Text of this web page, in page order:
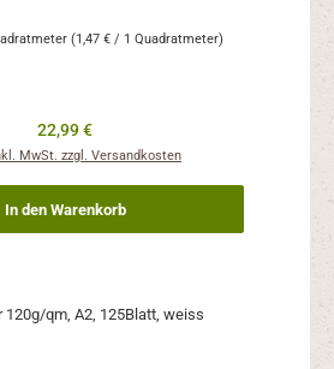
(1,47 € / 1 Quadratmeter)
Regulärer Preis:
22,99 €
MwSt. zzgl. Versandkosten
In den Warenkorb